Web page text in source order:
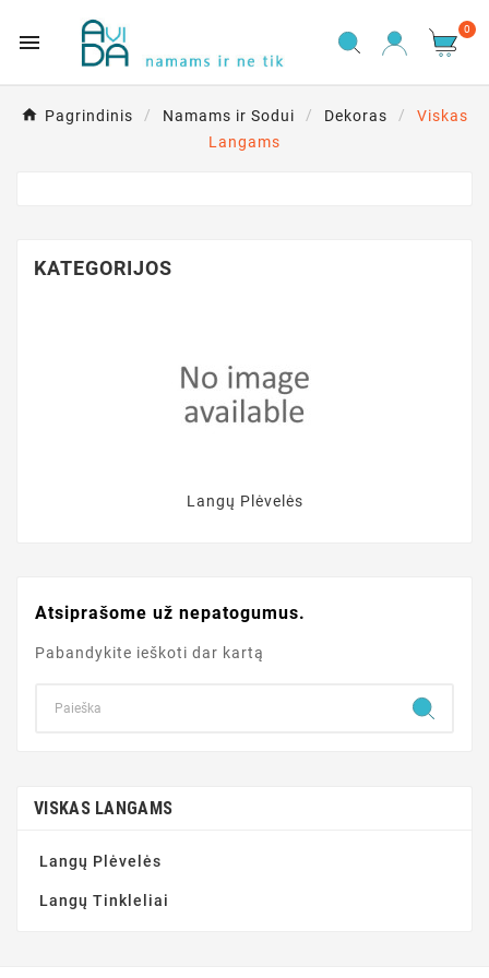

0
Pagrindinis Namams ir Sodui Dekoras
Viskas
Langams
KATEGORIJOS
Langų Plėvelės
Atsiprašome už nepatogumus.
Pabandykite ieškoti dar kartą
VISKAS LANGAMS
Langų Plėvelės
Langų Tinkleliai